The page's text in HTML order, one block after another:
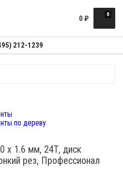
0
0 ₽
212-1239
по дереву
x 1.6 мм, 24Т, диск
рез, Профессионал